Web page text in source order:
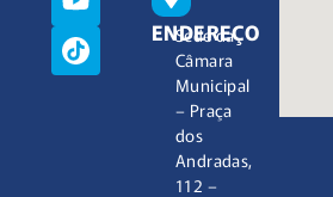
ENDEREÇO
Sede da
Câmara
Municipal
– Praça
dos
Andradas,
112 –